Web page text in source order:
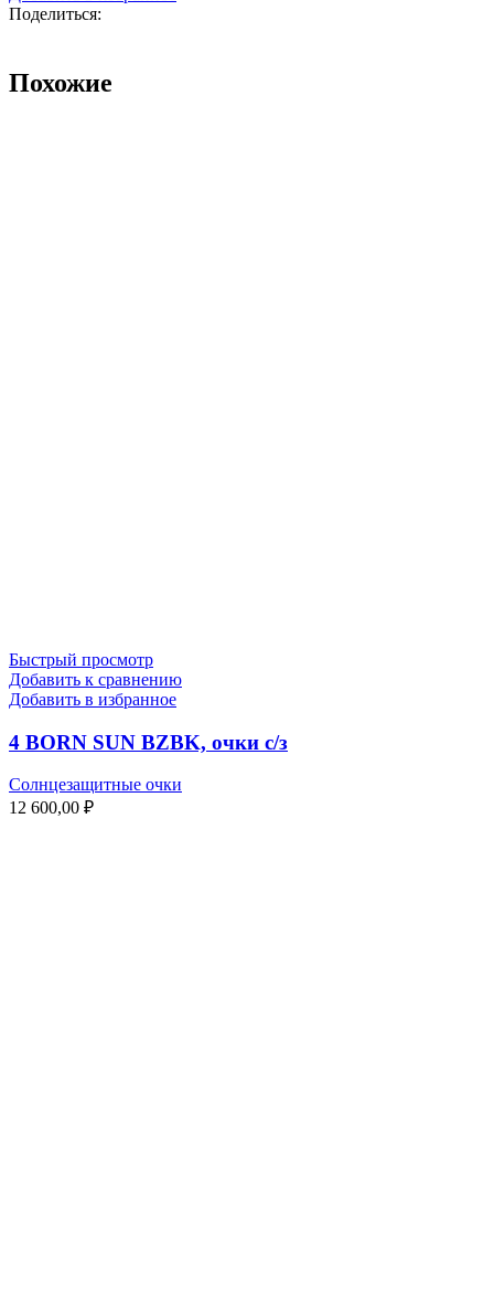
Поделиться:
Похожие
Быстрый просмотр
Добавить к сравнению
Добавить в избранное
4 BORN SUN BZBK, очки с/з
Солнцезащитные очки
12 600,00 ₽